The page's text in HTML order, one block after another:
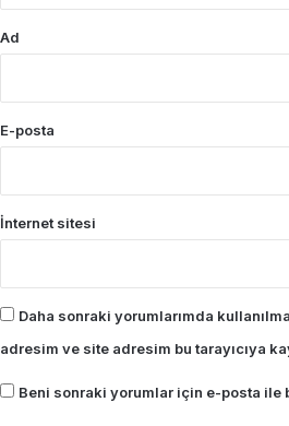
Ad
E-posta
İnternet sitesi
Daha sonraki yorumlarımda
adresim ve site adresim bu tarayıcıya
Beni sonraki yorumlar için e-posta ile